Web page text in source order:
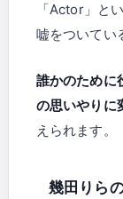
「Actor」と
嘘をついてい
誰かのために
の思いやりに
えられます。
幾田りら